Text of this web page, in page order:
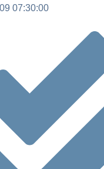
07:30:00